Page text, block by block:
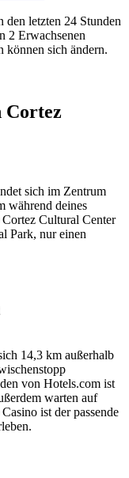
den letzten 24 Stunden
2 Erwachsenen
können sich ändern.
Cortez
sich im Zentrum
während deines
Cultural Center
Park, nur einen
14,3 km außerhalb
von Hotels.com ist
warten auf
ist der passende